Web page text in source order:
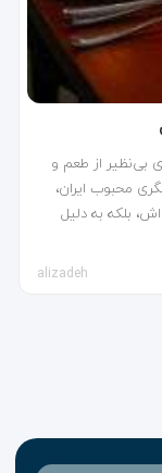
کیش در سال ۱۴۰۴؛ تجربه‌ای بی‌نظیر از طعم و
محبوب ایران،
بلکه به دلیل
alizadeh